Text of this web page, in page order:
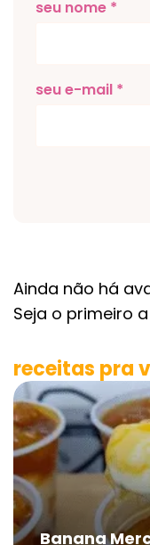
seu nome *
seu e-mail *
Ainda não há
Seja o primeiro
receitas pra
Banana